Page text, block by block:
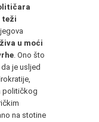
teži
u moći
. Ono što
je usljed
političkog
na stotine